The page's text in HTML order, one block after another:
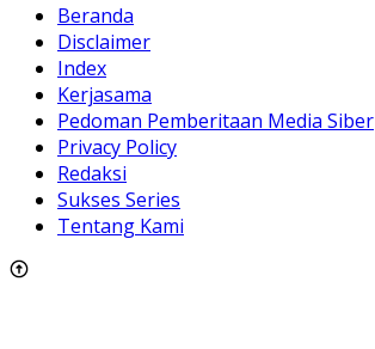
Beranda
Disclaimer
Index
Kerjasama
Pedoman Pemberitaan Media Siber
Privacy Policy
Redaksi
Sukses Series
Tentang Kami